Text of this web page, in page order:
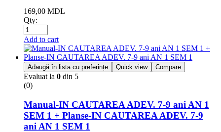
169,00 MDL
Qty:
Add to cart
Adaugă în lista cu preferințe Quick view Compare
Evaluat la 0 din 5
(0)
Manual-IN CAUTAREA ADEV. 7-9 ani AN 1
SEM 1 + Planse-IN CAUTAREA ADEV. 7-9
ani AN 1 SEM 1